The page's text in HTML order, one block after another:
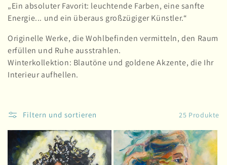
t
e
g
o
i
e
:
„Ein absoluter Favorit: leuchtende Farben, eine sanfte
Energie... und ein überaus großzügiger Künstler.“
Originelle Werke, die Wohlbefinden vermitteln, den Raum
erfüllen und Ruhe ausstrahlen.
Winterkollektion: Blautöne und goldene Akzente, die Ihr
Interieur aufhellen.
Filtern und sortieren 25 Produkte